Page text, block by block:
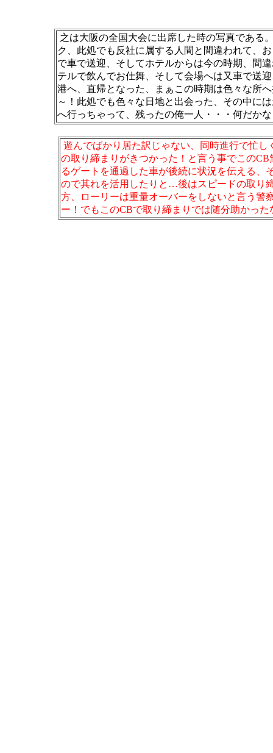
之は大阪の全国大会に出席した時の写真である
ク、此処でも反社に属する人間と間違われて、
で車で送迎、そしてホテルからは今の時期、間
テルで飲んでお仕舞、そして会場へは又車で送
港へ、直帰となった、まぁこの時期は色々な所
～！此処でも色々な日地と出会った、その中に
へ行っちゃって、残ったの俺一人・・・何だか
遊んでばかり居た訳じゃない、同時進行で忙
の取り締まりがきつかった！と言う事でこの
るゲートを通過した車が後続に状況を伝える、
ので其れを活用したりと…後はスピードの取り
方、ローリーは重量オーバーをしないと言う警
ー！でもこのCBで取り締まりでは随分助かった